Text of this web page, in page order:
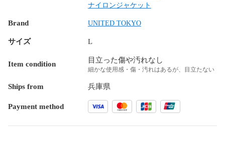
ナイロンジャケット
Brand UNITED TOKYO
サイズ L
Item condition 目立った傷や汚れなし
細かな使用感・傷・汚れはあるが、目立たない
Ships from 兵庫県
Payment method